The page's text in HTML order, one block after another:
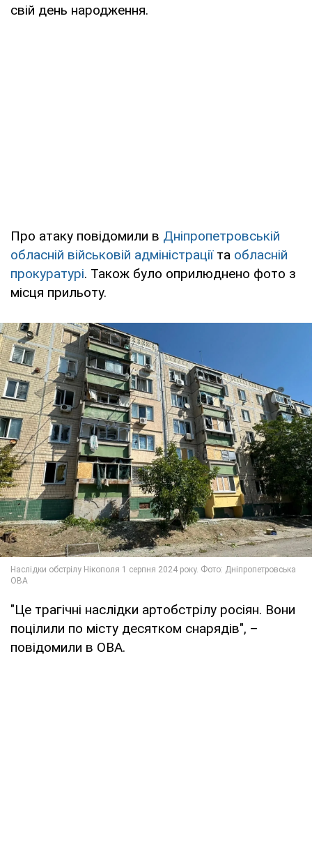
свій день народження.
Про атаку повідомили в Дніпропетровській
обласній військовій адміністраціїта обласній
прокуратурі. Також було оприлюднено фото з
місця прильоту.
"Це трагічні наслідки артобстрілу росіян. Вони
поцілили по місту десятком снарядів", –
повідомили в ОВА.